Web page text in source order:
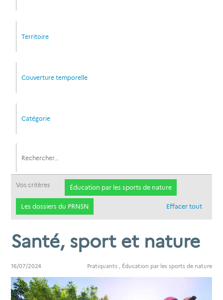
Territoire
Couverture temporelle
Catégorie
Vos critères Éducation par les sports de nature
Les dossiers du PRNSN Effacer tout
Santé, sport et nature
16/07/2024 Pratiquants Éducation par les sports de nature